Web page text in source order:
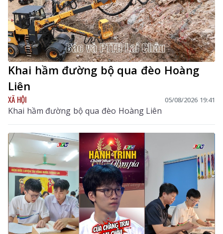
Khai hầm đường bộ qua đèo Hoàng
Liên
XÃ HỘI 05/08/2026 19:41
Khai hầm đường bộ qua đèo Hoàng Liên